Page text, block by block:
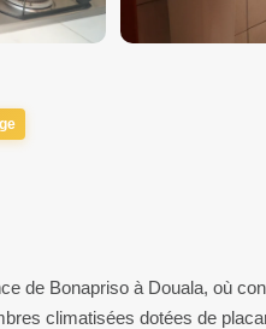
de Bonapriso à Douala, où
climatisées dotées de